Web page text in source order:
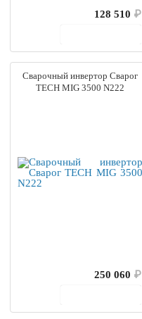
128 510 ₽
Сварочный инвертор Сварог
TECH MIG 3500 N222
250 060 ₽